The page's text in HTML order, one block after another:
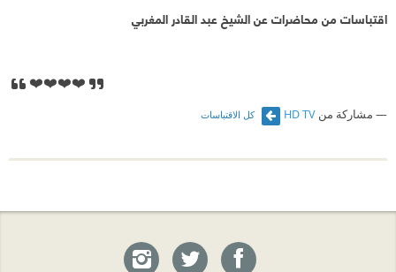
اقتباسات من محاضرات عن الشيخ عبد القادر المغربي
❤️❤️❤️❤️
مشاركة من HD TV كل الاقتباسات